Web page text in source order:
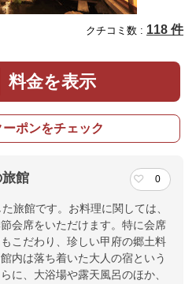
クチコミ数 : 118 件
料金を表示
ポンをチェック
館 0
旅館です。お料理に関しては、
会席をいただけます。特に会席
こだわり、珍しい甲府の郷土料
内は落ち着いた大人の宿という
に、大浴場や露天風呂のほか、